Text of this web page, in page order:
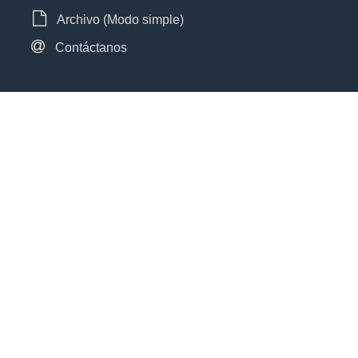
Archivo (Modo simple)
Contáctanos